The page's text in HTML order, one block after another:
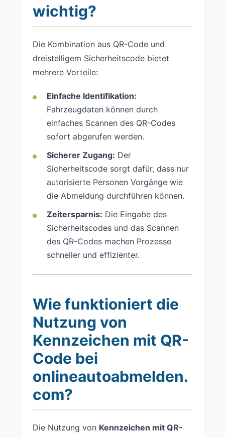
wichtig?
Die Kombination aus QR-Code und
dreistelligem Sicherheitscode bietet
mehrere Vorteile:
Einfache Identifikation:
Fahrzeugdaten können durch
einfaches Scannen des QR-Codes
sofort abgerufen werden.
Sicherer Zugang: Der
Sicherheitscode sorgt dafür, dass nur
autorisierte Personen Vorgänge wie
die Abmeldung durchführen können.
Zeitersparnis: Die Eingabe des
Sicherheitscodes und das Scannen
des QR-Codes machen Prozesse
schneller und effizienter.
Wie funktioniert die
Nutzung von
Kennzeichen mit QR-
Code bei
onlineautoabmelden.
com?
Die Nutzung von Kennzeichen mit QR-